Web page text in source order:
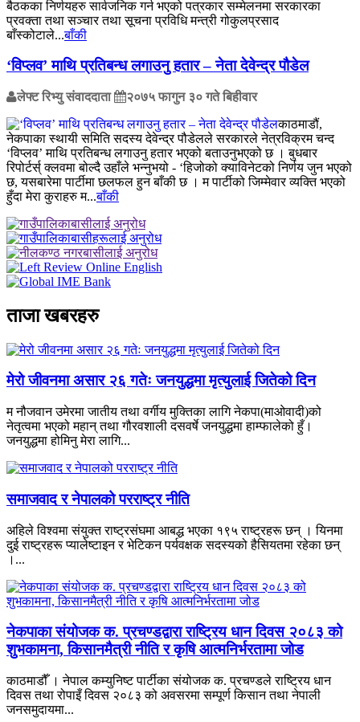
बैठकका निर्णयहरु सार्वजनिक गर्न भएको पत्रकार सम्मेलनमा सरकारका
प्रवक्ता तथा सञ्चार तथा सूचना प्रविधि मन्त्री गोकुलप्रसाद
बाँस्कोटाले...बाँकी
‘विप्लव’ माथि प्रतिबन्ध लगाउनु हतार – नेता देवेन्द्र पौडेल
लेफ्ट रिभ्यु संवाददाता
२०७५ फागुन ३० गते बिहीवार
काठमाडौं,
नेकपाका स्थायी समिति सदस्य देवेन्द्र पौडेलले सरकारले नेत्रविक्रम चन्द
‘विप्लव’ माथि प्रतिबन्ध लगाउनु हतार भएको बताउनुभएको छ । बुधबार
रिपोर्टर्स् क्लवमा बोल्दै उहाँले भन्नुभयो - ‘हिजोको क्याविनेटको निर्णय जुन भएको
छ, यसबारेमा पार्टीमा छलफल हुन बाँकी छ । म पार्टीको जिम्मेवार व्यक्ति भएको
हुँदा मेरा कुराहरु म...बाँकी
ताजा खबरहरु
मेरो जीवनमा असार २६ गतेः जनयुद्धमा मृत्युलाई जितेको दिन
म नौजवान उमेरमा जातीय तथा वर्गीय मुक्तिका लागि नेकपा(माओवादी)को
नेतृत्वमा भएको महान् तथा गौरवशाली दसवर्षे जनयुद्धमा हाम्फालेको हुँ।
जनयुद्धमा होमिनु मेरा लागि...
समाजवाद र नेपालको परराष्ट्र नीति
अहिले विश्वमा संयुक्त राष्ट्रसंघमा आबद्ध भएका १९५ राष्ट्रहरू छन् । यिनमा
दुई राष्ट्रहरू प्यालेष्टाइन र भेटिकन पर्यवक्षक सदस्यको हैसियतमा रहेका छन्
।...
नेकपाका संयोजक क. प्रचण्डद्वारा राष्ट्रिय धान दिवस २०८३ को
शुभकामना, किसानमैत्री नीति र कृषि आत्मनिर्भरतामा जोड
काठमाडौँ । नेपाल कम्युनिष्ट पार्टीका संयोजक क. प्रचण्डले राष्ट्रिय धान
दिवस तथा रोपाइँ दिवस २०८३ को अवसरमा सम्पूर्ण किसान तथा नेपाली
जनसमुदायमा...